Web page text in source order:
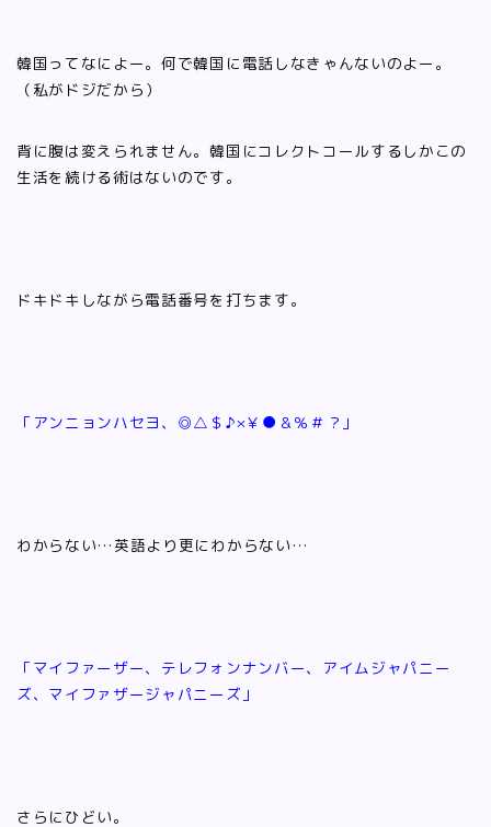
韓国ってなによー。何で韓国に電話しなきゃんないのよー。
（私がドジだから）
背に腹は変えられません。韓国にコレクトコールするしかこの
生活を続ける術はないのです。
ドキドキしながら電話番号を打ちます。
「アンニョンハセヨ、◎△＄♪×￥●＆％＃？」
わからない…英語より更にわからない…
「マイファーザー、テレフォンナンバー、アイムジャパニー
ズ、マイファザージャパニーズ」
さらにひどい。